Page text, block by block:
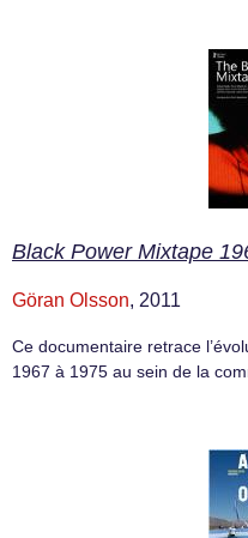
Black Power Mixtape
Göran Olsson, 2011
Ce documentaire retrace
1967 à 1975 au sein de la